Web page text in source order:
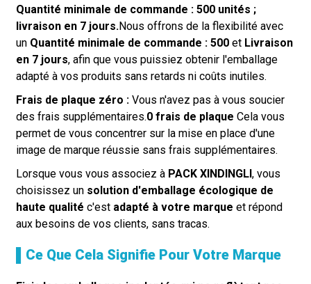
Quantité minimale de commande : 500 unités ;
livraison en 7 jours.Nous offrons de la flexibilité avec
un Quantité minimale de commande : 500et Livraison
en 7 jours, afin que vous puissiez obtenir l'emballage
adapté à vos produits sans retards ni coûts inutiles.
Frais de plaque zéro :Vous n'avez pas à vous soucier
des frais supplémentaires.0 frais de plaque Cela vous
permet de vous concentrer sur la mise en place d'une
image de marque réussie sans frais supplémentaires.
Lorsque vous vous associez à PACK XINDINGLI, vous
choisissez un solution d'emballage écologique de
haute qualité c'est adapté à votre marque et répond
aux besoins de vos clients, sans tracas.
▌Ce Que Cela Signifie Pour Votre Marque